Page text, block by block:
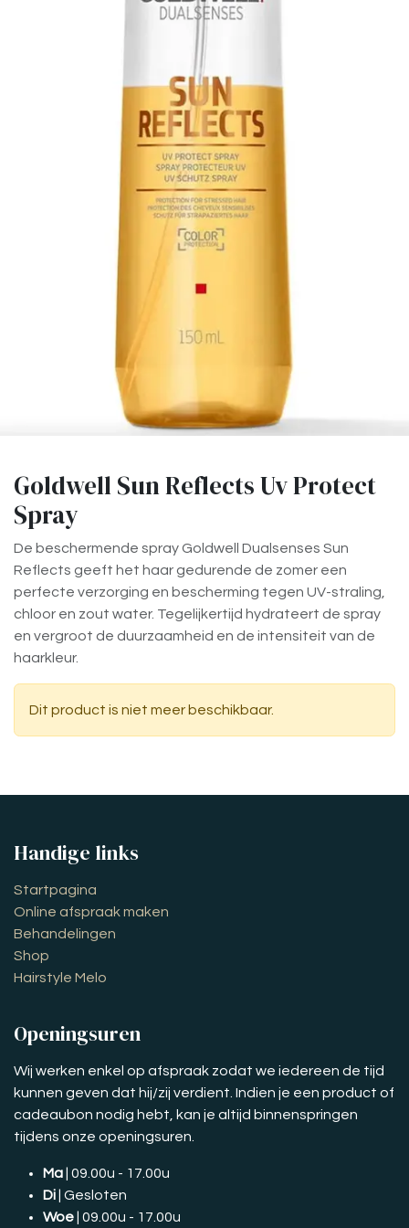
Goldwell Sun Reflects Uv Protect
Spray
De beschermende spray Goldwell Dualsenses Sun
Reflects geeft het haar gedurende de zomer een
perfecte verzorging en bescherming tegen UV-straling,
chloor en zout water. Tegelijkertijd hydrateert de spray
en vergroot de duurzaamheid en de intensiteit van de
haarkleur.
Dit product is niet meer beschikbaar.
Handige links
Startpagina
Online afspraak maken
Behandelingen
Shop
Hairstyle Melo
Openingsuren
Wij werken enkel op afspraak zodat we iedereen de tijd
kunnen geven dat hij/zij verdient. Indien je een product of
cadeaubon nodig hebt, kan je altijd binnenspringen
tijdens onze openingsuren.
Ma | 09.00u - 17.00u
Di | Gesloten
Woe | 09.00u - 17.00u